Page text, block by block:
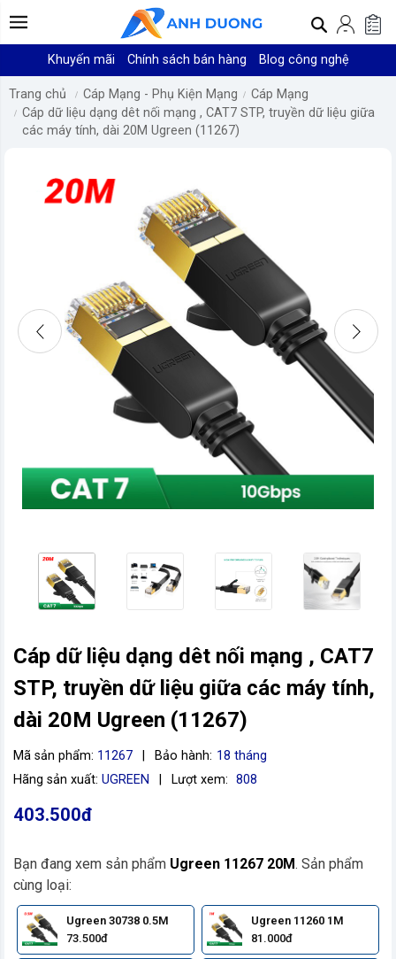
Khuyến mãi Chính sách bán hàng Blog công nghệ
Trang chủ Cáp Mạng - Phụ Kiện Mạng
Cáp Mạng
Cáp dữ liệu dạng dêt nối mạng , CAT7 STP, truyền dữ liệu giữa
các máy tính, dài 20M Ugreen (11267)
Cáp dữ liệu dạng dêt nối mạng , CAT7
STP, truyền dữ liệu giữa các máy tính,
dài 20M Ugreen (11267)
Mã sản phẩm: 11267 Bảo hành: 18 tháng
Hãng sản xuất: UGREEN Lượt xem: 808
403.500đ
Bạn đang xem sản phẩm Ugreen 11267 20M. Sản phẩm
cùng loại:
Ugreen 30738 0.5M
73.500đ
Ugreen 11260 1M
81.000đ